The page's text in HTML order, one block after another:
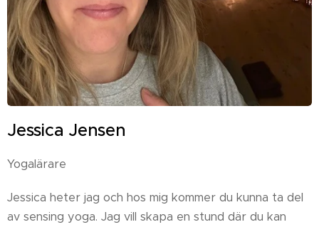
Jessica Jensen
Yogalärare
Jessica heter jag och hos mig kommer du kunna ta del
av sensing yoga. Jag vill skapa en stund där du kan